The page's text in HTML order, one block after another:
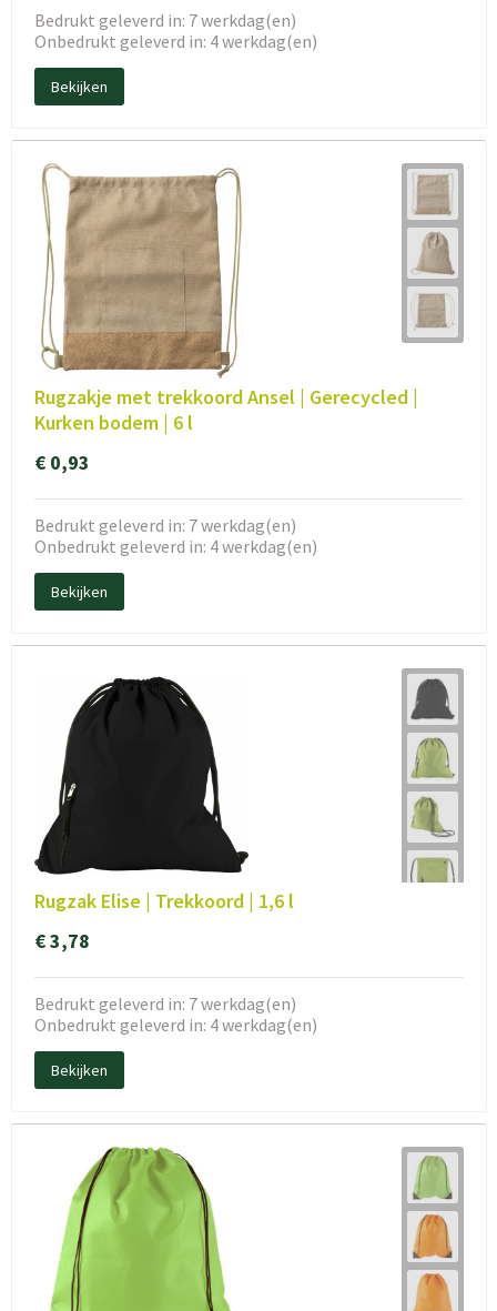
Bedrukt geleverd in: 7 werkdag(en)
Onbedrukt geleverd in: 4 werkdag(en)
Bekijken
Rugzakje met trekkoord Ansel | Gerecycled |
Kurken bodem | 6 l
€ 0,93
Bedrukt geleverd in: 7 werkdag(en)
Onbedrukt geleverd in: 4 werkdag(en)
Bekijken
Rugzak Elise | Trekkoord | 1,6 l
€ 3,78
Bedrukt geleverd in: 7 werkdag(en)
Onbedrukt geleverd in: 4 werkdag(en)
Bekijken